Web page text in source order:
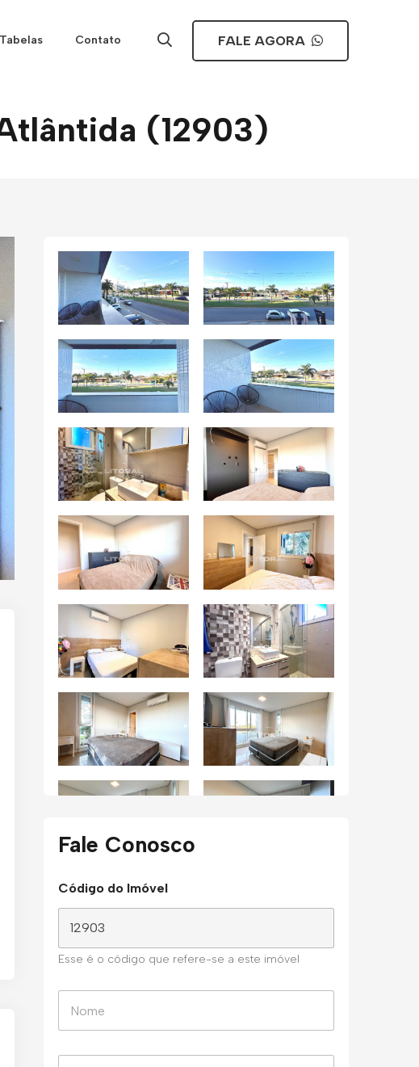
Tabelas Contato FALE AGORA
(12903)
Fale Conosco
Código do Imóvel
Esse é o código que refere-se a este imóvel